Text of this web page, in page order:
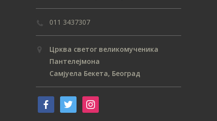
011 3437307
Црква светог великомученика
Пантелејмона
Самјуела Бекета, Београд